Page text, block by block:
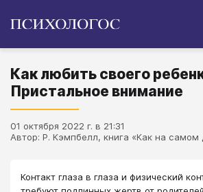
Как любить своего
Пристальное внимание
01 октября 2022 г. в 21:31
Автор: Р. Кэмпбелл, книга «Как на самом
Контакт глаза в глаза и физический